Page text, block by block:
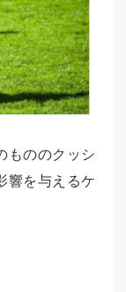
もののクッシ
響を与えるケ